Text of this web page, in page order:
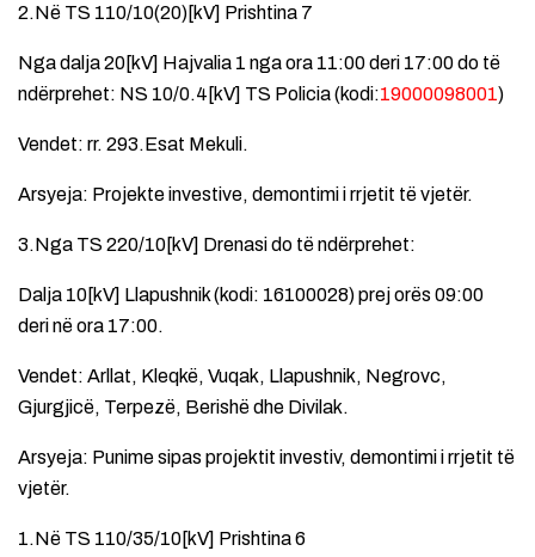
2.Në TS 110/10(20)[kV] Prishtina 7
Nga dalja 20[kV] Hajvalia 1 nga ora 11:00 deri 17:00 do të
ndërprehet: NS 10/0.4[kV] TS Policia (kodi:19000098001)
Vendet: rr. 293.Esat Mekuli.
Arsyeja: Projekte investive, demontimi i rrjetit të vjetër.
3.Nga TS 220/10[kV] Drenasi do të ndërprehet:
Dalja 10[kV] Llapushnik (kodi: 16100028) prej orës 09:00
deri në ora 17:00.
Vendet: Arllat, Kleqkë, Vuqak, Llapushnik, Negrovc,
Gjurgjicë, Terpezë, Berishë dhe Divilak.
Arsyeja: Punime sipas projektit investiv, demontimi i rrjetit të
vjetër.
1.Në TS 110/35/10[kV] Prishtina 6